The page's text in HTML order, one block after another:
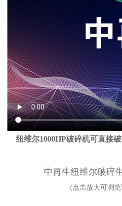
纽维尔1000HP破碎机可直接
中再生纽维尔破碎
(点击放大可浏